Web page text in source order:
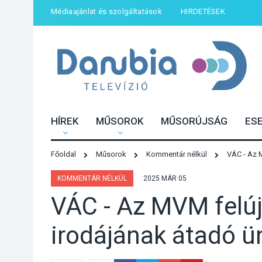
Médiaajánlat és szolgáltatások HIRDETÉSEK
HÍREK MŰSOROK MŰSORÚJSÁG
Főoldal Műsorok Kommentár nélkül VÁC - Az
KOMMENTÁR NÉLKÜL 2025 MÁR 05
VÁC - Az MVM
irodájának átadó